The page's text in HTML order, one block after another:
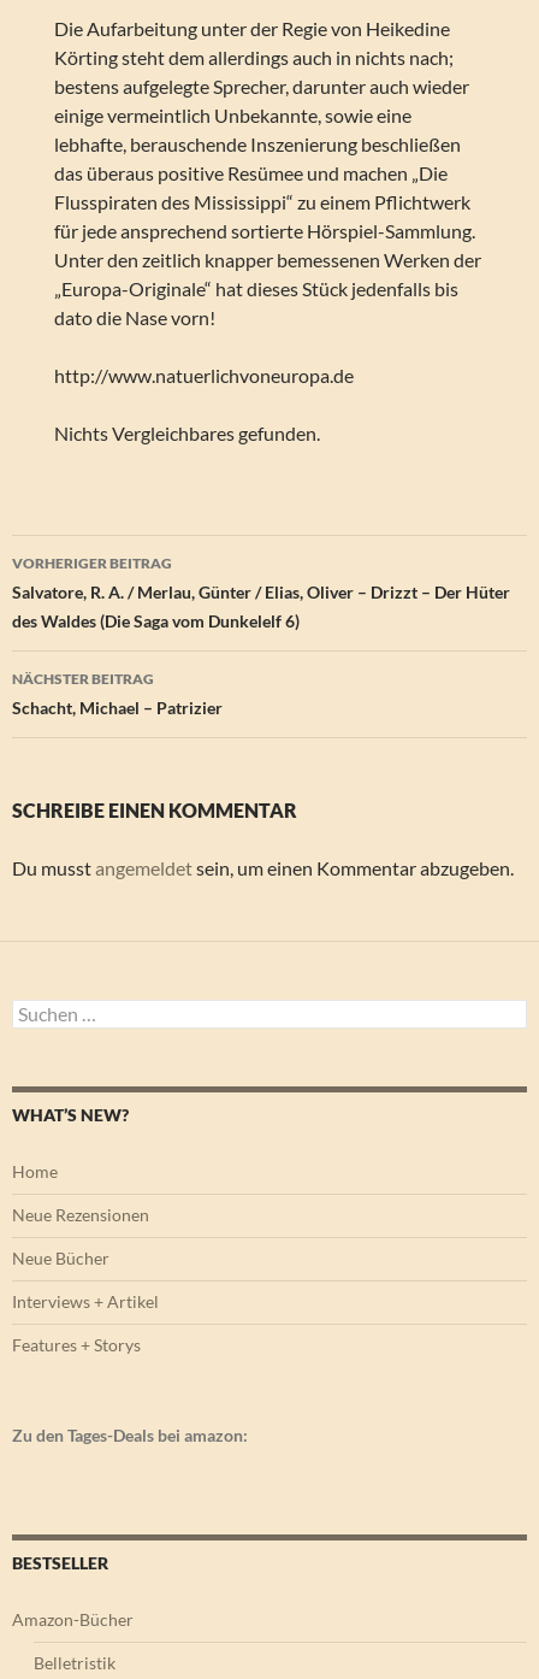
Die Aufarbeitung unter der Regie von Heikedine
Körting steht dem allerdings auch in nichts nach;
bestens aufgelegte Sprecher, darunter auch wieder
einige vermeintlich Unbekannte, sowie eine
lebhafte, berauschende Inszenierung beschließen
das überaus positive Resümee und machen „Die
Flusspiraten des Mississippi“ zu einem Pflichtwerk
für jede ansprechend sortierte Hörspiel-Sammlung.
Unter den zeitlich knapper bemessenen Werken der
„Europa-Originale“ hat dieses Stück jedenfalls bis
dato die Nase vorn!
http://www.natuerlichvoneuropa.de
Nichts Vergleichbares gefunden.
Beitragsnavigation
VORHERIGER BEITRAG
Salvatore, R. A. / Merlau, Günter / Elias, Oliver – Drizzt – Der Hüter
des Waldes (Die Saga vom Dunkelelf 6)
NÄCHSTER BEITRAG
Schacht, Michael – Patrizier
SCHREIBE EINEN KOMMENTAR
Du musstangemeldetsein, um einen Kommentar abzugeben.
Suchen
nach:
WHAT’S NEW?
Home
Neue Rezensionen
Neue Bücher
Interviews + Artikel
Features + Storys
Zu den Tages-Deals bei amazon:
BESTSELLER
Amazon-Bücher
Belletristik